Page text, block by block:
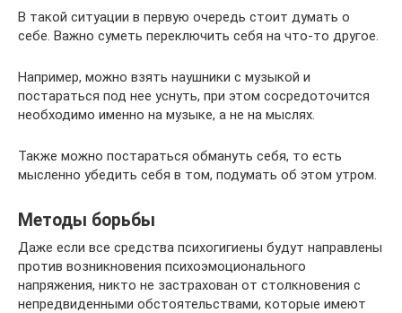
В такой ситуации в первую очередь стоит думать о
себе. Важно суметь переключить себя на что-то другое.
Например, можно взять наушники с музыкой и
постараться под нее уснуть, при этом сосредоточится
необходимо именно на музыке, а не на мыслях.
Также можно постараться обмануть себя, то есть
мысленно убедить себя в том, подумать об этом утром.
Методы борьбы
Даже если все средства психогигиены будут направлены
против возникновения психоэмоционального
напряжения, никто не застрахован от столкновения с
непредвиденными обстоятельствами, которые имеют